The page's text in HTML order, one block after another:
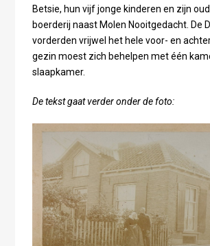
Betsie, hun vijf jonge kinderen en zijn
boerderij naast Molen Nooitgedacht. De
vorderden vrijwel het hele voor- en
gezin moest zich behelpen met één
slaapkamer.
De tekst gaat verder onder de foto: